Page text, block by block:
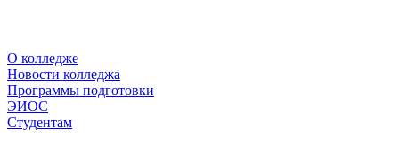
О колледже
Новости колледжа
Программы подготовки
ЭИОС
Студентам